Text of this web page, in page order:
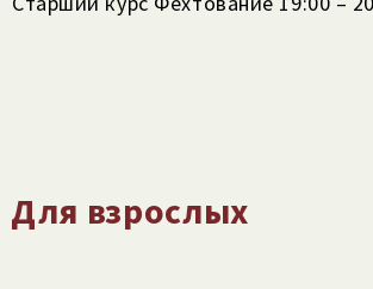
Для взрослых